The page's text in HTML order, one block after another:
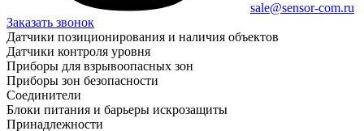
sale@sensor-com.ru
Заказать звонок
Датчики позиционирования и наличия объектов
Датчики контроля уровня
Приборы для взрывоопасных зон
Приборы зон безопасности
Соединители
Блоки питания и барьеры искрозащиты
Принадлежности